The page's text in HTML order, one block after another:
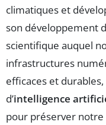
climatiques et
son développement
scientifique auquel
infrastructures
efficaces et
d’intelligence
pour préserver notre